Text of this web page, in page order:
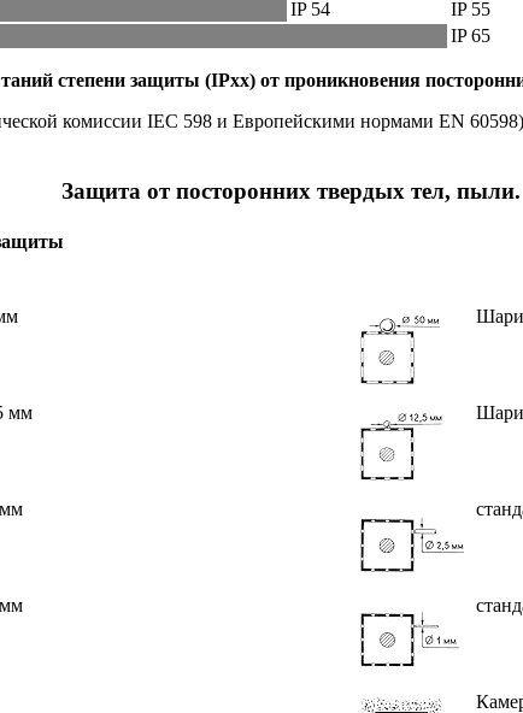
IP 54
IP 55
IP 65
степени защиты (IPxx) от проникновения
комиссии IEC 598 и Европейскими нормами EN 60598)
Защита от посторонних твердых тел, пыли.
мм